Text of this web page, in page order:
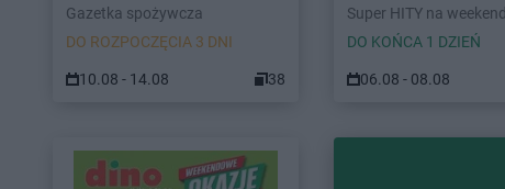
Gazetka spożywcza
DO ROZPOCZĘCIA 3 DNI
10.08 - 14.08 38
Super HITY na weekend
DO KOŃCA 1 DZIEŃ
06.08 - 08.08